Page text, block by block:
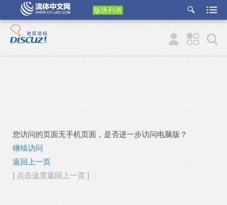
版块列表
etu
p
您访问的页面无手机页面，是否进一步访问电脑版？
继续访问
返回上一页
[ 点击这里返回上一页 ]